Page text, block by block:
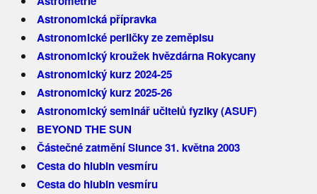
Astronomická přípravka
Astronomické perličky ze zeměpisu
Astronomický kroužek hvězdárna Rokycany
Astronomický kurz 2024-25
Astronomický kurz 2025-26
Astronomický seminář učitelů fyziky (ASUF)
BEYOND THE SUN
Částečné zatmění Slunce 31. května 2003
Cesta do hlubin vesmíru
Cesta do hlubin vesmíru